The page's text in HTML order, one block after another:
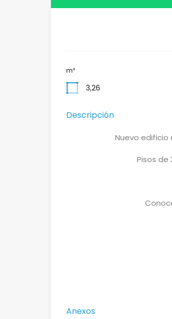
m²
3,26
Descripción
Nuevo edificio
Pisos de
Anexos